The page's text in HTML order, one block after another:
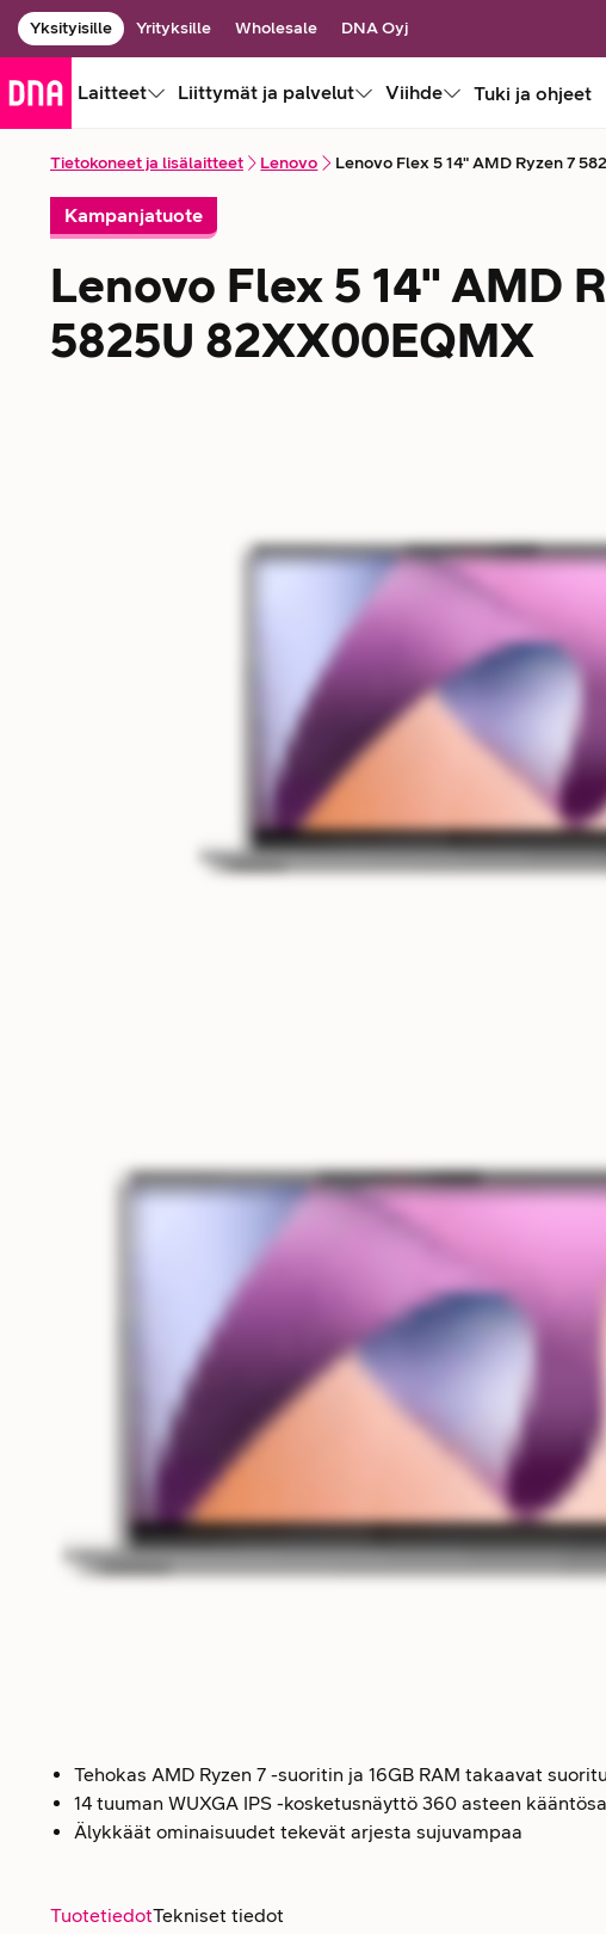
Yksityisille Yrityksille Wholesale DNA Oyj
Laitteet Liittymät ja palvelut Viihde Tuki ja ohjeet
Tietokoneet ja lisälaitteet Lenovo Lenovo Flex 5 14" AMD Ryzen 7
Kampanjatuote
Lenovo Flex 5 14" AMD
5825U 82XX00EQMX
Tehokas AMD Ryzen 7 -suoritin ja 16GB RAM takaavat
14 tuuman WUXGA IPS -kosketusnäyttö 360 asteen
Älykkäät ominaisuudet tekevät arjesta sujuvampaa
TuotetiedotTekniset tiedot